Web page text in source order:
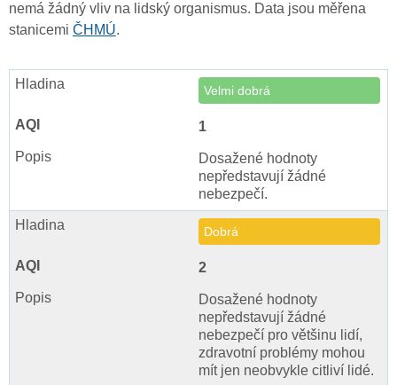
nemá žádný vliv na lidský organismus. Data jsou měřena
stanicemi ČHMÚ.
Velmi dobrá
1
Dosažené hodnoty
nepředstavují žádné
nebezpečí.
Dobrá
2
Dosažené hodnoty
nepředstavují žádné
nebezpečí pro většinu lidí,
zdravotní problémy mohou
mít jen neobvykle citliví lidé.